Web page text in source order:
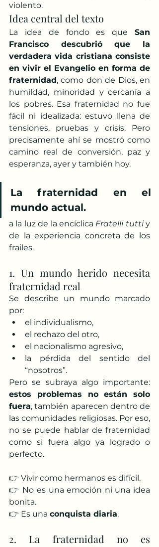
violento.
Idea central del texto
La idea de fondo es que San
Francisco descubrió que la
verdadera vida cristiana consiste
en vivir el Evangelio en forma de
fraternidad, como don de Dios, en
humildad, minoridad y cercanía a
los pobres. Esa fraternidad no fue
fácil ni idealizada: estuvo llena de
tensiones, pruebas y crisis. Pero
precisamente ahí se mostró como
camino real de conversión, paz y
esperanza, ayer y también hoy.
La fraternidad en el
mundo actual.
a la luz de la encíclica Fratelli tutti y
de la experiencia concreta de los
frailes.
1. Un mundo herido necesita
fraternidad real
Se describe un mundo marcado
por:
el individualismo,
el rechazo del otro,
el nacionalismo agresivo,
la pérdida del sentido del
“nosotros”.
estos problemas no están solo
fuera, también aparecen dentro de
las comunidades religiosas. Por eso,
no se puede hablar de fraternidad
como si fuera algo ya logrado o
perfecto.
👉 Vivir como hermanos es difícil.
👉 No es una emoción ni una idea
bonita.
👉 Es una conquista diaria.
2. La fraternidad no es